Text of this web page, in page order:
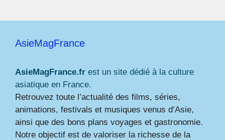
AsieMagFrance
AsieMagFrance.fr est un site dédié à la culture
asiatique en France.
Retrouvez toute l’actualité des films, séries,
animations, festivals et musiques venus d’Asie,
ainsi que des bons plans voyages et gastronomie.
Notre objectif est de valoriser la richesse de la